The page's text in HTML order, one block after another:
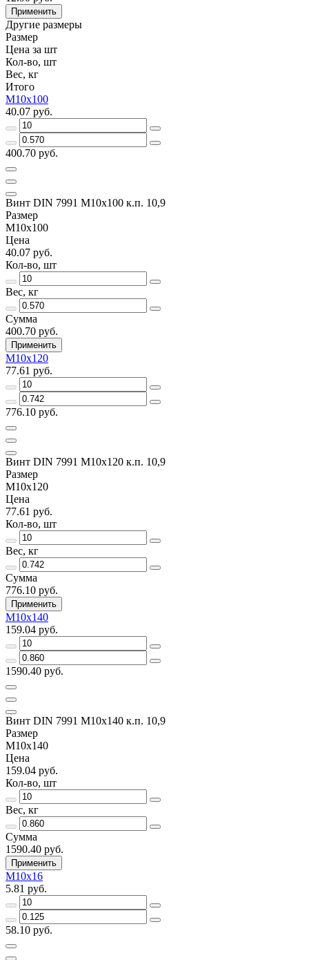
Применить
Другие размеры
Размер
Цена за шт
Кол-во, шт
Вес, кг
Итого
M10x100
40.07 руб.
400.70 руб.
Винт DIN 7991 M10x100 к.п. 10,9
Размер
M10x100
Цена
40.07 руб.
Кол-во, шт
Вес, кг
Сумма
400.70 руб.
Применить
M10x120
77.61 руб.
776.10 руб.
Винт DIN 7991 M10x120 к.п. 10,9
Размер
M10x120
Цена
77.61 руб.
Кол-во, шт
Вес, кг
Сумма
776.10 руб.
Применить
M10x140
159.04 руб.
1590.40 руб.
Винт DIN 7991 M10x140 к.п. 10,9
Размер
M10x140
Цена
159.04 руб.
Кол-во, шт
Вес, кг
Сумма
1590.40 руб.
Применить
M10x16
5.81 руб.
58.10 руб.